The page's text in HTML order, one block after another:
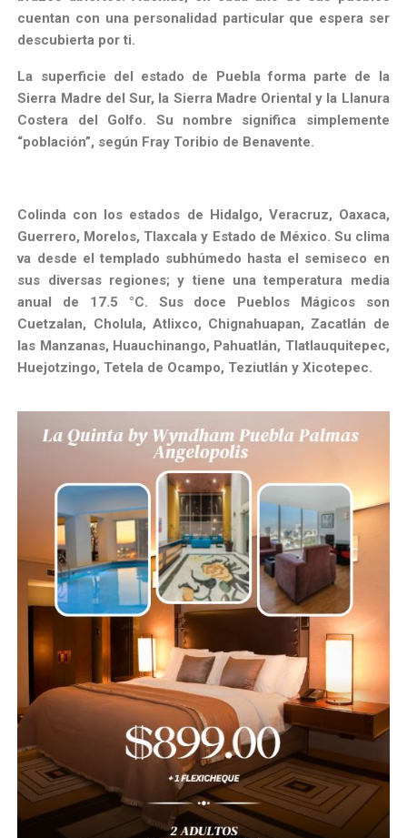
cuentan con una personalidad particular que espera ser
descubierta por ti.
La superficie del estado de Puebla forma parte de la
Sierra Madre del Sur, la Sierra Madre Oriental y la Llanura
Costera del Golfo. Su nombre significa simplemente
“población”, según Fray Toribio de Benavente.
Colinda con los estados de Hidalgo, Veracruz, Oaxaca,
Guerrero, Morelos, Tlaxcala y Estado de México. Su clima
va desde el templado subhúmedo hasta el semiseco en
sus diversas regiones; y tiene una temperatura media
anual de 17.5 °C. Sus doce Pueblos Mágicos son
Cuetzalan, Cholula, Atlixco, Chignahuapan, Zacatlán de
las Manzanas, Huauchinango, Pahuatlán, Tlatlauquitepec,
Huejotzingo, Tetela de Ocampo, Teziutlán y Xicotepec.